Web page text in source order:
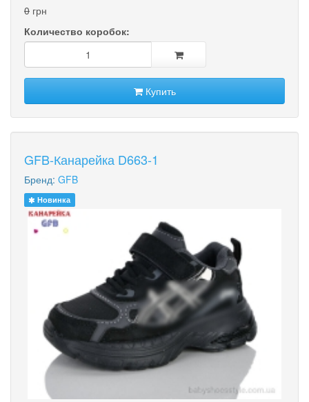
0 грн
Количество коробок:
Купить
GFB-Канарейка D663-1
Бренд: GFB
Новинка